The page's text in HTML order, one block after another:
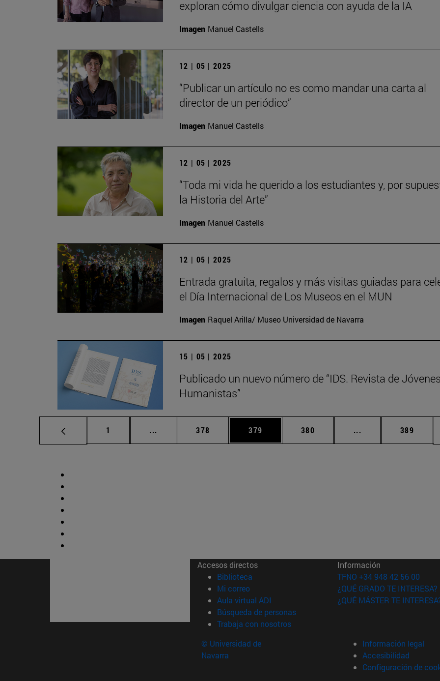
exploran cómo divulgar ciencia con ayuda de la IA
Imagen Manuel Castells
12 | 05 | 2025
“Publicar un artículo no es como mandar una carta al
director de un periódico”
Imagen Manuel Castells
12 | 05 | 2025
“Toda mi vida he querido a los estudiantes y, por
la Historia del Arte”
Imagen Manuel Castells
12 | 05 | 2025
Entrada gratuita, regalos y más visitas guiadas para
el Día Internacional de Los Museos en el MUN
Imagen Raquel Arilla/ Museo Universidad de Navarra
15 | 05 | 2025
Publicado un nuevo número de “IDS. Revista de Jóvenes
Humanistas”
Página
1 ... Páginas intermedias Use TAB para desplazarse.
Página
378 Página
379 Página
380 ... Páginas intermedias
Página
389
Accesos directos
Biblioteca (abre en nueva ventana)
Mi correo(abre en nueva ventana)
Aula virtual ADI (abre en nueva ventana)
Búsqueda de personas(abre en nueva ventana)
Trabaja con nosotros(abre en nueva ventana)
Información
TFNO +34 948 42 56 00
¿QUÉ GRADO TE INTERESA?
¿QUÉ MÁSTER TE
© Universidad de
Navarra
Información legal
Accesibilidad
Configuración de